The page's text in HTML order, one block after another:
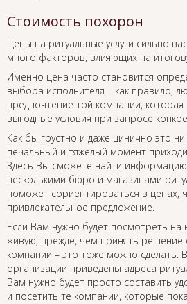
Стоимость похорон
Цены на ритуальные услуги сильно
много факторов, влияющих на
Именно цена часто становится
выбора исполнителя – как правило,
предпочтение той компании,
выгодные условия при запросе
Как бы грустно и даже цинично это
печальный и тяжелый момент
Здесь Вы сможете найти информацию
несколькими бюро и магазинами
поможет сориентироваться в ценах,
привлекательное предложение.
Если Вам нужно будет посмотреть
живую, прежде, чем принять
компании – это тоже можно сделать.
организации приведены адреса
Вам нужно будет просто составить
и посетить те компании, которые